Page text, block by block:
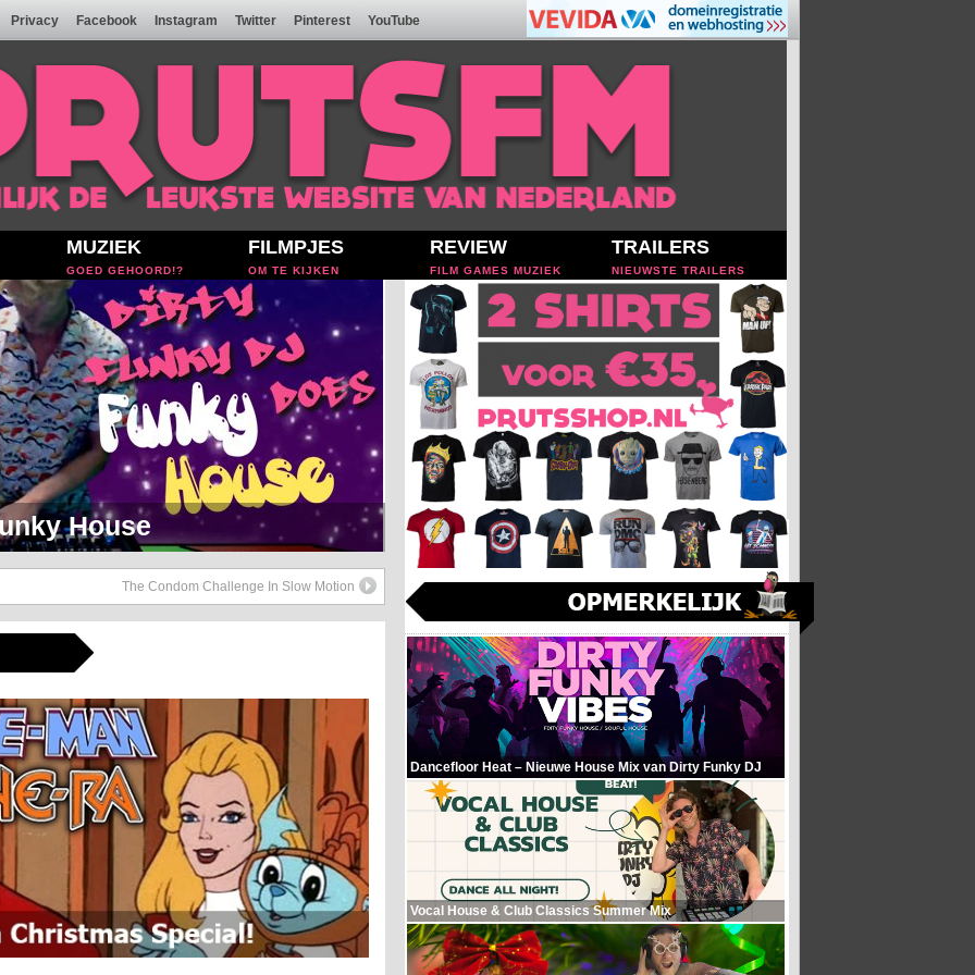
Privacy Facebook Instagram Twitter Pinterest YouTube
MUZIEK
GOED GEHOORD!?
FILMPJES
OM TE KIJKEN
REVIEW
FILM GAMES MUZIEK
TRAILERS
NIEUWSTE TRAILERS
Soul Setje
The Condom Challenge In Slow Motion
Dancefloor Heat – Nieuwe House Mix van Dirty Funky DJ
Vocal House & Club Classics Summer Mix